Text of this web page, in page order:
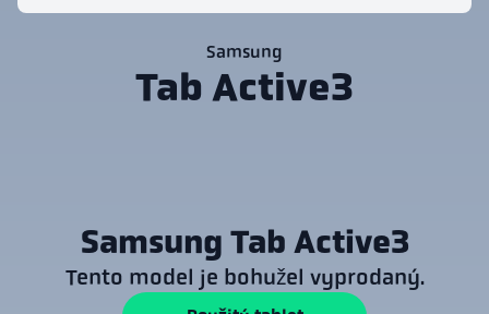
Samsung
Tab Active3
Samsung Tab Active3
Tento model je bohužel vyprodaný.